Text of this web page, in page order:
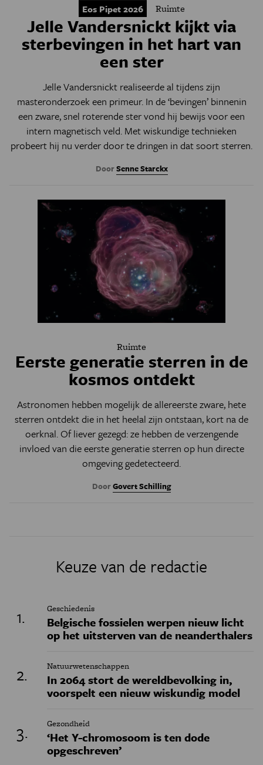
Eos Pipet 2026 Ruimte
Jelle Vandersnickt kijkt via
sterbevingen in het hart van
een ster
Jelle Vandersnickt realiseerde al tijdens zijn
masteronderzoek een primeur. In de ‘bevingen’ binnenin
een zware, snel roterende ster vond hij bewijs voor een
intern magnetisch veld. Met wiskundige technieken
probeert hij nu verder door te dringen in dat soort sterren.
DoorSenne Starckx
Ruimte
Eerste generatie sterren in de
kosmos ontdekt
Astronomen hebben mogelijk de allereerste zware, hete
sterren ontdekt die in het heelal zijn ontstaan, kort na de
oerknal. Of liever gezegd: ze hebben de verzengende
invloed van die eerste generatie sterren op hun directe
omgeving gedetecteerd.
DoorGovert Schilling
Keuze van de redactie
Geschiedenis
Belgische fossielen werpen nieuw licht
op het uitsterven van de neanderthalers
Natuurwetenschappen
In 2064 stort de wereldbevolking in,
voorspelt een nieuw wiskundig model
Gezondheid
‘Het Y-chromosoom is ten dode
opgeschreven’